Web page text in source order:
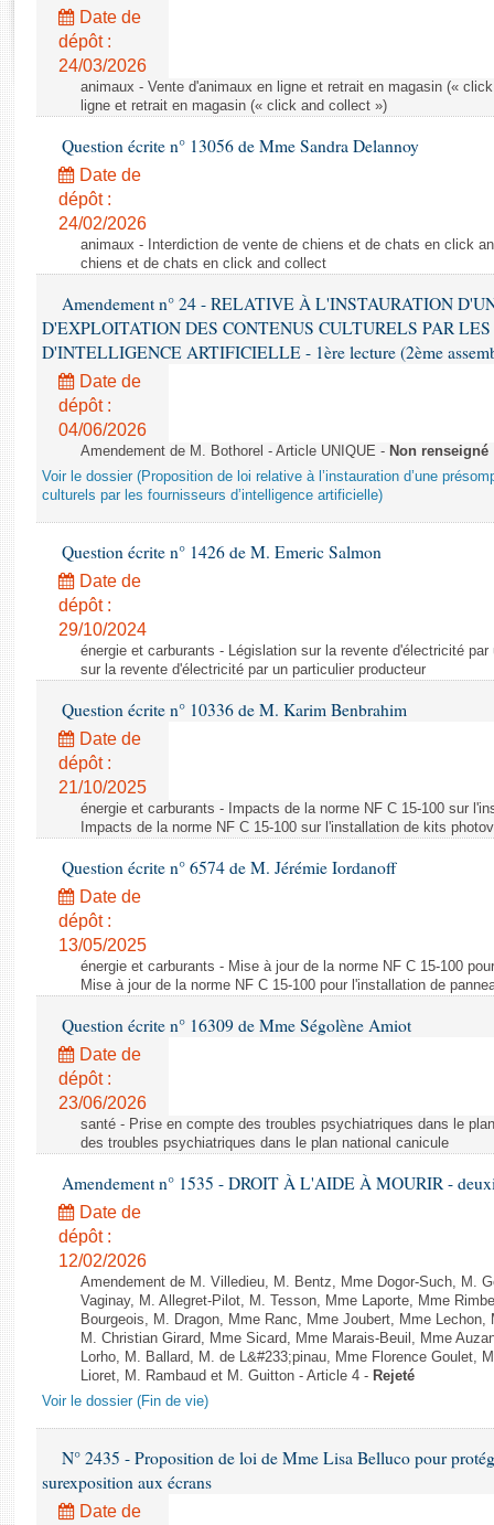
Rapports législatifs
Rapports sur l'application des lois
Baromètre de l’application des lois
Dossiers législatifs
Budget et sécurité sociale
Questions écrites et orales
Comptes rendus des débats
Date de
dépôt :
24/03/2026
animaux - Vente d'animaux en ligne et retrait en magasin («
ligne et retrait en magasin (« click and collect »)
Question écrite n° 13056 de Mme Sandra Delannoy
Date de
dépôt :
24/02/2026
animaux - Interdiction de vente de chiens et de chats en click
chiens et de chats en click and collect
Amendement n° 24 - RELATIVE À L'INSTAURATION
D'EXPLOITATION DES CONTENUS CULTURELS PAR LES
D'INTELLIGENCE ARTIFICIELLE - 1ère lecture (2ème
Date de
dépôt :
04/06/2026
Amendement de M. Bothorel - Article UNIQUE - Non renseigné
Voir le dossier (Proposition de loi relative à l’instauration d’une
culturels par les fournisseurs d’intelligence artificielle)
Question écrite n° 1426 de M. Emeric Salmon
Date de
dépôt :
29/10/2024
énergie et carburants - Législation sur la revente d'électricité
sur la revente d'électricité par un particulier producteur
Question écrite n° 10336 de M. Karim Benbrahim
Date de
dépôt :
21/10/2025
énergie et carburants - Impacts de la norme NF C 15-100 sur
Impacts de la norme NF C 15-100 sur l'installation de kits
Question écrite n° 6574 de M. Jérémie Iordanoff
Date de
dépôt :
13/05/2025
énergie et carburants - Mise à jour de la norme NF C 15-100
Mise à jour de la norme NF C 15-100 pour l'installation de
Question écrite n° 16309 de Mme Ségolène Amiot
Date de
dépôt :
23/06/2026
santé - Prise en compte des troubles psychiatriques dans le
des troubles psychiatriques dans le plan national canicule
Amendement n° 1535 - DROIT À L'AIDE À MOURIR -
Date de
dépôt :
12/02/2026
Amendement de M. Villedieu, M. Bentz, Mme Dogor-Such, M.
Vaginay, M. Allegret-Pilot, M. Tesson, Mme Laporte, Mme
Bourgeois, M. Dragon, Mme Ranc, Mme Joubert, Mme
M. Christian Girard, Mme Sicard, Mme Marais-Beuil, Mme
Lorho, M. Ballard, M. de L&#233;pinau, Mme Florence Goulet,
Lioret, M. Rambaud et M. Guitton - Article 4 - Rejeté
Voir le dossier (Fin de vie)
N° 2435 - Proposition de loi de Mme Lisa Belluco pour
surexposition aux écrans
Date de